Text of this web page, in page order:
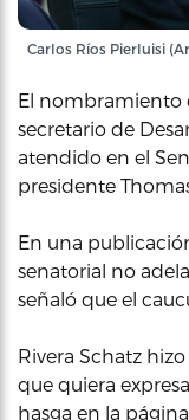
Carlos Ríos Pierluisi
El nombramiento
secretario de
atendido en el
presidente
En una
senatorial no
señaló que el
Rivera Schatz
que quiera
hasga en la